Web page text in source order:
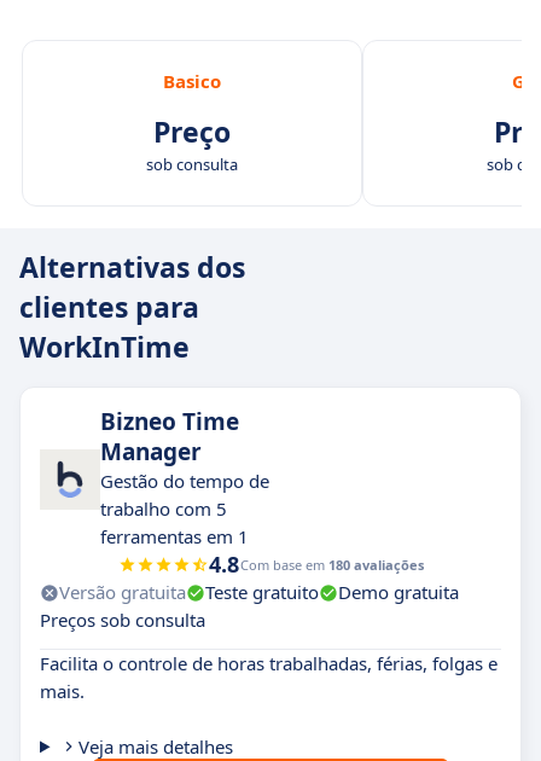
Basico
Preço
sob consulta sob
Alternativas dos
clientes para
WorkInTime
Bizneo Time
Manager
Gestão do tempo de
trabalho com 5
ferramentas em 1
4.8Com base em 180 avaliações
Versão gratuita Teste gratuito
Demo gratuita
Preços sob consulta
Facilita o controle de horas trabalhadas, férias, folgas e
mais.
Veja mais detalhes